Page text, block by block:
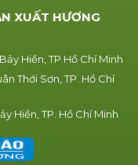
XUẤT HƯƠNG
Hiền, TP Hồ Chí Minh
Thới Sơn, TP. Hồ Chí
Hiền, TP. Hồ Chí Minh